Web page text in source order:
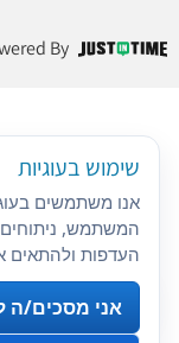
By
שימוש בעוגיות
אנו משתמשים
המשתמש, ניתוחים
העדפות ולהתאים
אני מסכים/ה